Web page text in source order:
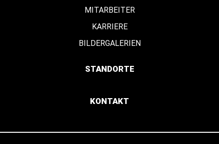
MITARBEITER
KARRIERE
BILDERGALERIEN
STANDORTE
KONTAKT